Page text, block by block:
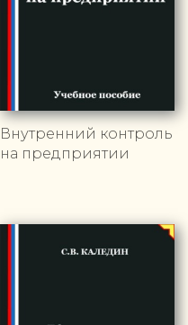
Внутренний контроль
на предприятии